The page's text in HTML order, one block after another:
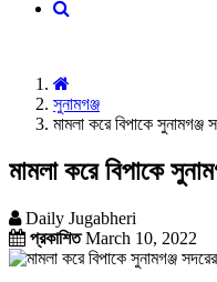
সুনামগঞ্জ
মামলা করে বিপাকে সুনামগঞ্জ
মামলা করে বিপাকে
Daily Jugabheri
প্রকাশিতMarch 10, 2022